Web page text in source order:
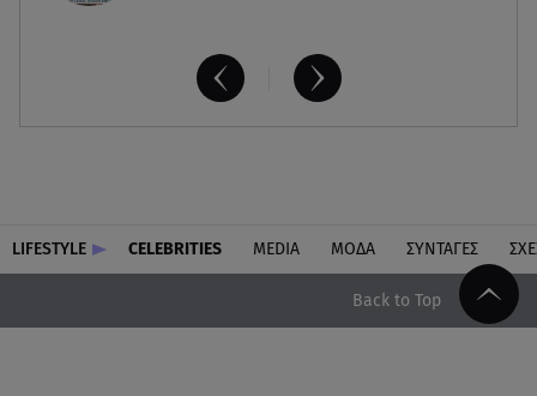
LIFESTYLE CELEBRITIES MEDIA ΜΟΔΑ ΣΥΝΤΑΓΕΣ
Back to Top